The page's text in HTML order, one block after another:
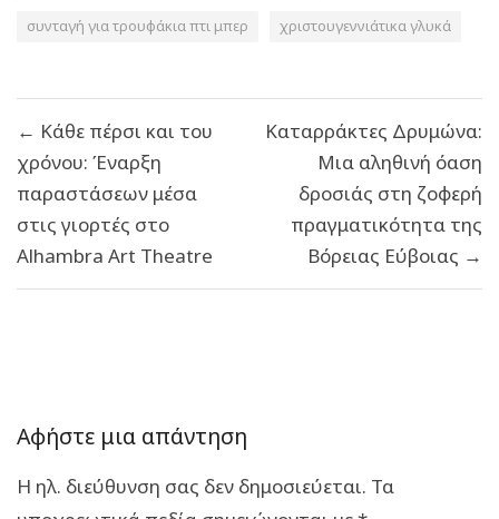
συνταγή για τρουφάκια πτι μπερ χριστουγεννιάτικα γλυκά
άρθρων
← Κάθε πέρσι και του
χρόνου: Έναρξη
παραστάσεων μέσα
στις γιορτές στο
Alhambra Art Theatre
Καταρράκτες Δρυμώνα:
Μια αληθινή όαση
δροσιάς στη ζοφερή
πραγματικότητα της
Βόρειας Εύβοιας →
Αφήστε μια απάντηση
Η ηλ. διεύθυνση σας δεν δημοσιεύεται. Τα